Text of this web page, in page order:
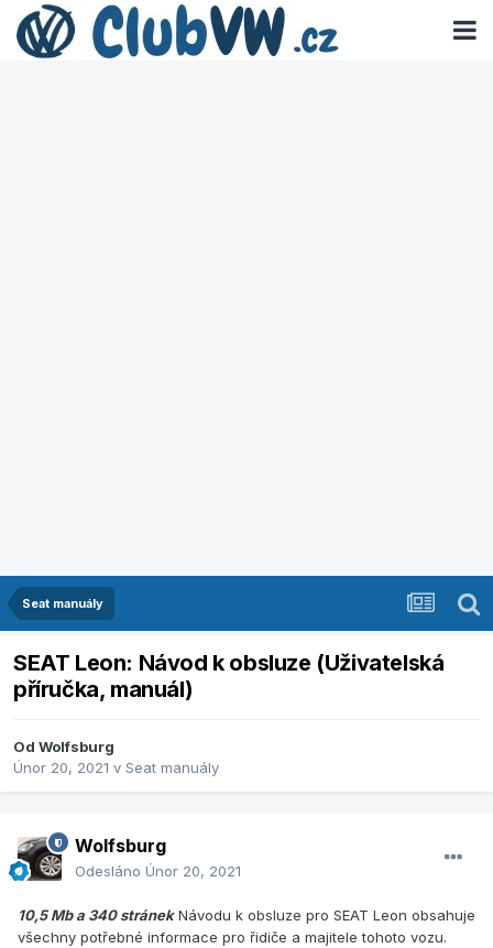
Seat manuály
SEAT Leon: Návod k obsluze (Uživatelská
příručka, manuál)
Od Wolfsburg
Únor 20, 2021 v Seat manuály
Wolfsburg
Odesláno Únor 20, 2021
10,5 Mb a 340 stránekNávodu k obsluze pro SEAT Leon obsahuje
všechny potřebné informace pro řidiče a majitele tohoto vozu.